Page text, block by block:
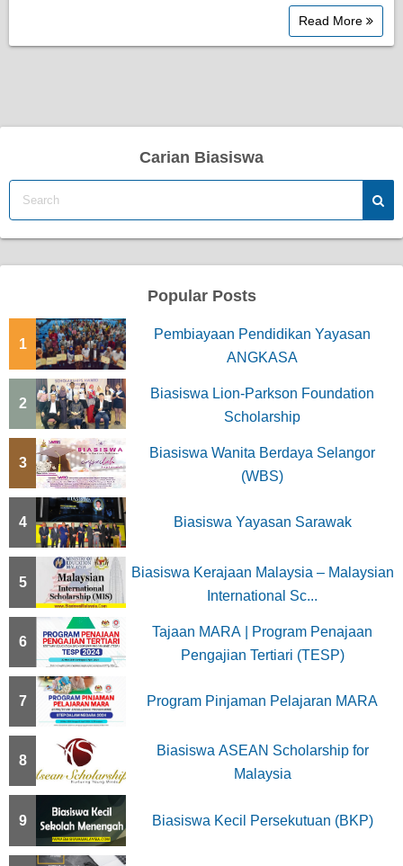
Read More
Carian Biasiswa
Popular Posts
1
Pembiayaan Pendidikan Yayasan
ANGKASA
2
Biasiswa Lion-Parkson Foundation
Scholarship
3
Biasiswa Wanita Berdaya Selangor
(WBS)
4 Biasiswa Yayasan Sarawak
5
Biasiswa Kerajaan Malaysia – Malaysian
International Sc...
6
Tajaan MARA | Program Penajaan
Pengajian Tertiari (TESP)
7 Program Pinjaman Pelajaran MARA
8
Biasiswa ASEAN Scholarship for
Malaysia
9 Biasiswa Kecil Persekutuan (BKP)